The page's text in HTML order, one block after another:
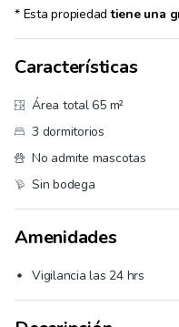
* Esta propiedadtiene una
Características
Área total 65 m²
3 dormitorios
No admite mascotas
Sin bodega
Amenidades
Vigilancia las 24 hrs